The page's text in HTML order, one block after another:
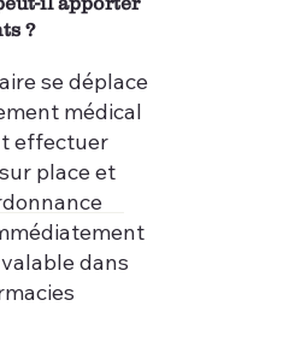
?
se déplace
médical
effectuer
place et
dans